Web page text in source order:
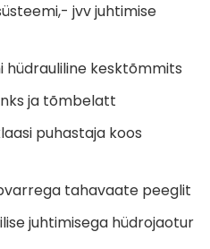
jvv juhtimise
hüdrauliline kesktõmmits
ja tõmbelatt
puhastaja koos
tahavaate peeglit
juhtimisega hüdrojaotur